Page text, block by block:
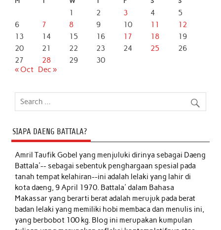
1 2 3 4
5
6
7 8 9 10 11
12
13
14 15 16 17 18
19
20
21 22 23 24 25
26
27
28 29
30
« Oct Dec »
SIAPA DAENG BATTALA?
Amril Taufik Gobelyang menjuluki dirinya sebagai Daeng
Battala'-- sebagai sebentuk penghargaan spesial pada
tanah tempat kelahiran--ini adalah lelaki yang lahir di
kota daeng, 9 April 1970. Battala' dalam Bahasa
Makassar yang berarti berat adalah merujuk pada berat
badan lelaki yang memiliki hobi membaca dan menulis ini,
yang berbobot 100 kg. Blog ini merupakan kumpulan